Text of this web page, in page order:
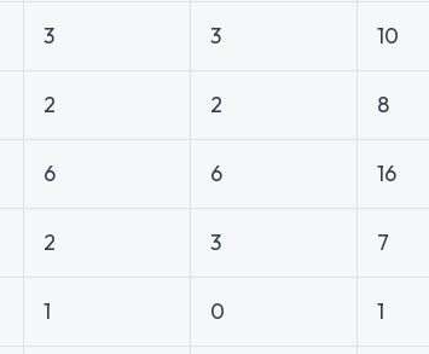
3 3 10
2 2 8
6 6 16
2 3 7
1 0 1